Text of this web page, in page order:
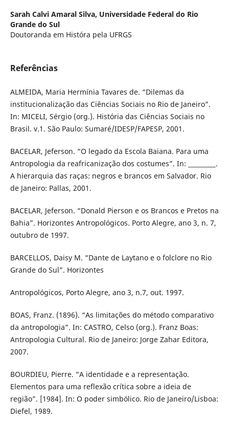
Sarah Calvi Amaral Silva, Universidade Federal do Rio
Grande do Sul
Doutoranda em Históra pela UFRGS
Referências
ALMEIDA, Maria Hermínia Tavares de. “Dilemas da
institucionalização das Ciências Sociais no Rio de Janeiro”.
In: MICELI, Sérgio (org.). História das Ciências Sociais no
Brasil. v.1. São Paulo: Sumaré/IDESP/FAPESP, 2001.
BACELAR, Jeferson. “O legado da Escola Baiana. Para uma
Antropologia da reafricanização dos costumes”. In: _________.
A hierarquia das raças: negros e brancos em Salvador. Rio
de Janeiro: Pallas, 2001.
BACELAR, Jeferson. “Donald Pierson e os Brancos e Pretos na
Bahia”. Horizontes Antropológicos. Porto Alegre, ano 3, n. 7,
outubro de 1997.
BARCELLOS, Daisy M. “Dante de Laytano e o folclore no Rio
Grande do Sul”. Horizontes
Antropológicos, Porto Alegre, ano 3, n.7, out. 1997.
BOAS, Franz. (1896). “As limitações do método comparativo
da antropologia”. In: CASTRO, Celso (org.). Franz Boas:
Antropologia Cultural. Rio de Janeiro: Jorge Zahar Editora,
2007.
BOURDIEU, Pierre. “A identidade e a representação.
Elementos para uma reflexão crítica sobre a ideia de
região”. [1984]. In: O poder simbólico. Rio de Janeiro/Lisboa:
Diefel, 1989.